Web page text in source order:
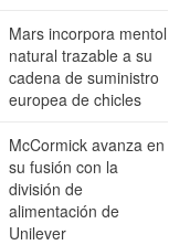
Mars incorpora mentol
natural trazable a su
cadena de suministro
europea de chicles
McCormick avanza en
su fusión con la
división de
alimentación de
Unilever